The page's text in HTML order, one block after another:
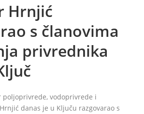
Hrnjić
s članovima
privrednika
poljoprivrede, vodoprivrede i
danas je u Ključu razgovarao s